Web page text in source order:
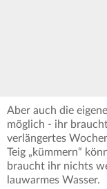
Aber auch die
möglich - ihr
verlängertes
Teig „kümmern“
braucht ihr nichts
lauwarmes Wasser.